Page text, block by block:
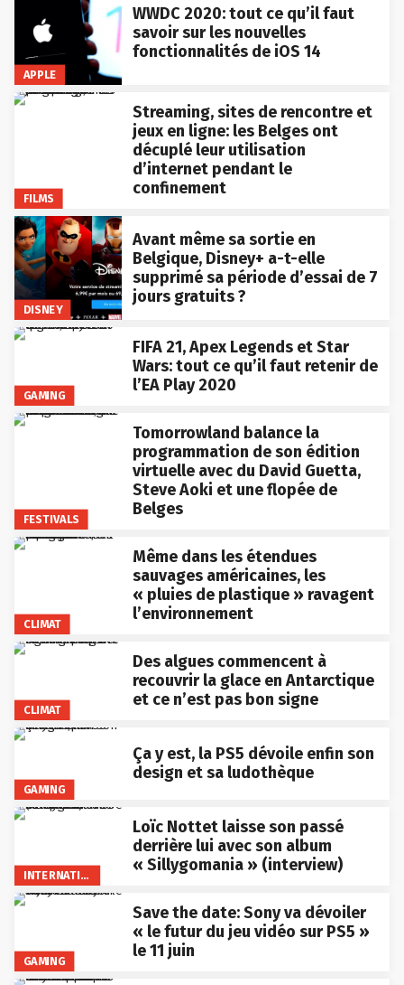
APPLE
WWDC 2020: tout ce qu’il faut
savoir sur les nouvelles
fonctionnalités de iOS 14
FILMS
Streaming, sites de rencontre et
jeux en ligne: les Belges ont
décuplé leur utilisation
d’internet pendant le
confinement
DISNEY
Avant même sa sortie en
Belgique, Disney+ a-t-elle
supprimé sa période d’essai de 7
jours gratuits ?
GAMING
FIFA 21, Apex Legends et Star
Wars: tout ce qu’il faut retenir de
l’EA Play 2020
FESTIVALS
Tomorrowland balance la
programmation de son édition
virtuelle avec du David Guetta,
Steve Aoki et une flopée de
Belges
CLIMAT
Même dans les étendues
sauvages américaines, les
« pluies de plastique » ravagent
l’environnement
CLIMAT
Des algues commencent à
recouvrir la glace en Antarctique
et ce n’est pas bon signe
GAMING
Ça y est, la PS5 dévoile enfin son
design et sa ludothèque
Loïc Nottet laisse son passé
derrière lui avec son album
« Sillygomania » (interview)
GAMING
Save the date: Sony va dévoiler
« le futur du jeu vidéo sur PS5 »
le 11 juin